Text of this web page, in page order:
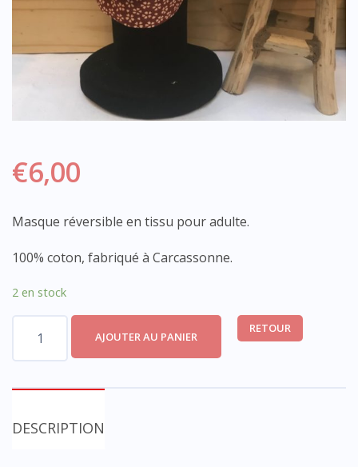
€6,00
Masque réversible en tissu pour adulte.
100% coton, fabriqué à Carcassonne.
2 en stock
AJOUTER AU PANIER
RETOUR
DESCRIPTION